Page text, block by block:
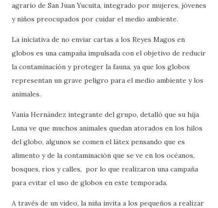
agrario de San Juan Yucuita, integrado por mujeres, jóvenes
y niños preocupados por cuidar el medio ambiente.
La iniciativa de no enviar cartas a los Reyes Magos en
globos es una campaña impulsada con el objetivo de reducir
la contaminación y proteger la fauna, ya que los globos
representan un grave peligro para el medio ambiente y los
animales.
Vania Hernández integrante del grupo, detalló que su hija
Luna ve que muchos animales quedan atorados en los hilos
del globo, algunos se comen el látex pensando que es
alimento y de la contaminación que se ve en los océanos,
bosques, ríos y calles, por lo que realizaron una campaña
para evitar el uso de globos en este temporada.
A través de un video, la niña invita a los pequeños a realizar